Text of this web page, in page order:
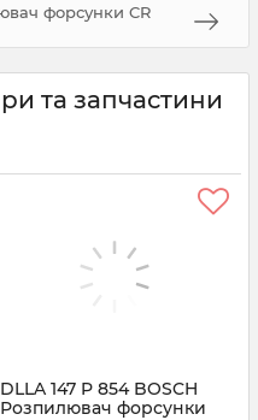
форсунки CR
та запчастини
DLLA 147 P 854 BOSCH
Розпилювач форсунки